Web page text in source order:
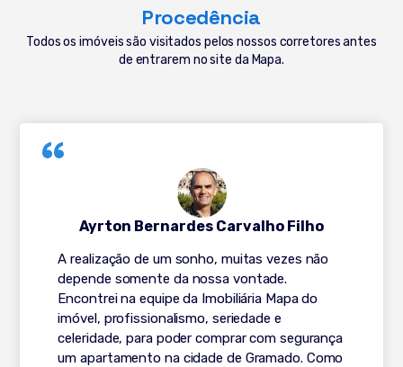
Procedência
Todos os imóveis são visitados pelos nossos corretores antes
de entrarem no site da Mapa.
A realização de um sonho, muitas vezes não
depende somente da nossa vontade.
Encontrei na equipe da Imobiliária Mapa do
imóvel, profissionalismo, seriedade e
celeridade, para poder comprar com segurança
um apartamento na cidade de Gramado. Como
Ayrton Bernardes Carvalho Filho